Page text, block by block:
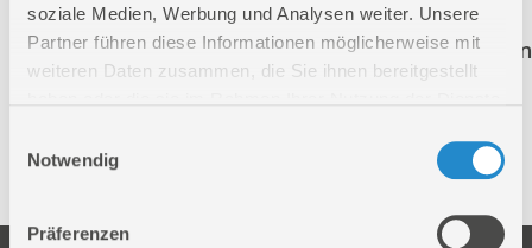
soziale Medien, Werbung und Analysen weiter. Unsere
Partner führen diese Informationen möglicherweise mit
weiteren Daten zusammen, die Sie ihnen bereitgestellt
Notwendig
Präferenzen
Sortiment! Diese Artikel werden weiterhin zur
Ersatzteilbestellung aufgeführt. Der Klick auf einen
dieser Artikel führt Sie direkt auf die richtige
58423 Akku Ventilator V 18-0